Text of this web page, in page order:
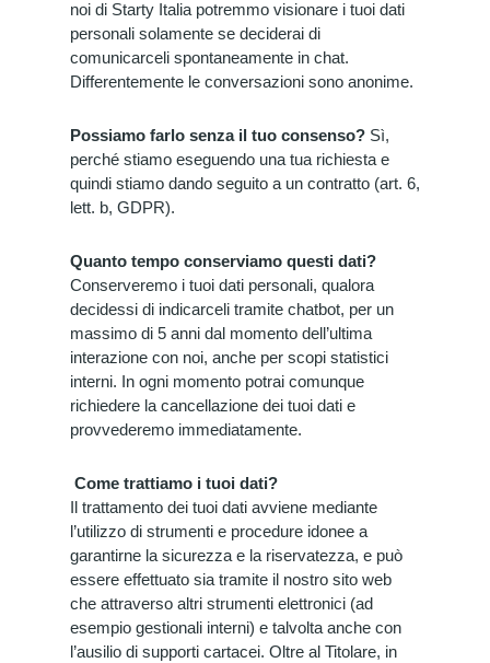
noi di Starty Italia potremmo visionare i tuoi dati
personali solamente se deciderai di
comunicarceli spontaneamente in chat.
Differentemente le conversazioni sono anonime.
Possiamo farlo senza il tuo consenso? Sì,
perché stiamo eseguendo una tua richiesta e
quindi stiamo dando seguito a un contratto (art. 6,
lett. b, GDPR).
Quanto tempo conserviamo questi dati?
Conserveremo i tuoi dati personali, qualora
decidessi di indicarceli tramite chatbot, per un
massimo di 5 anni dal momento dell’ultima
interazione con noi, anche per scopi statistici
interni. In ogni momento potrai comunque
richiedere la cancellazione dei tuoi dati e
provvederemo immediatamente.
Come trattiamo i tuoi dati?
Il trattamento dei tuoi dati avviene mediante
l’utilizzo di strumenti e procedure idonee a
garantirne la sicurezza e la riservatezza, e può
essere effettuato sia tramite il nostro sito web
che attraverso altri strumenti elettronici (ad
esempio gestionali interni) e talvolta anche con
l’ausilio di supporti cartacei. Oltre al Titolare, in